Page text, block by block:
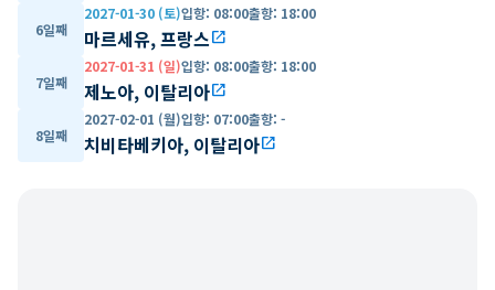
6일째
2027-01-30 (토)입항: 08:00출항: 18:00
마르세유, 프랑스open_in_new
7일째
2027-01-31 (일)입항: 08:00출항: 18:00
제노아, 이탈리아open_in_new
8일째
2027-02-01 (월)입항: 07:00출항: -
치비타베키아, 이탈리아open_in_new